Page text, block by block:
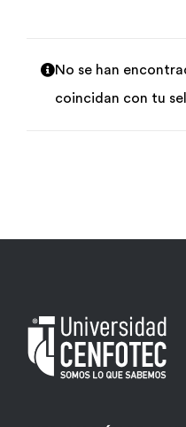
No se han
coincidan con tu